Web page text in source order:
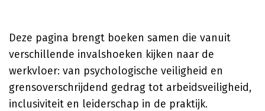
Deze pagina brengt boeken samen die vanuit
verschillende invalshoeken kijken naar de
werkvloer: van psychologische veiligheid en
grensoverschrijdend gedrag tot arbeidsveiligheid,
inclusiviteit en leiderschap in de praktijk.